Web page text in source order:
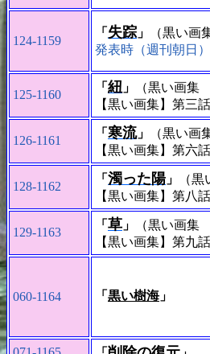
124-1159
「 失踪 」
（黒い画
発表時（週刊朝日
125-1160
「 紐 」
（黒い画集
【黒い画集】第三
126-1161
「 寒流」
（黒い画
【黒い画集】第六
128-1162
「 濁った陽 」
（
【黒い画集】第八
129-1163
「 草 」
（黒い画集
【黒い画集】第九
060-1164 「 黒い樹海」